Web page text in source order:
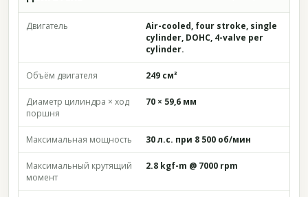
Двигатель
Air-cooled, four stroke, single
cylinder, DOHC, 4-valve per
cylinder.
Объём двигателя 249 см³
Диаметр цилиндра × ход
поршня
70 × 59,6 мм
Максимальная мощность 30 л.с. при 8 500 об/мин
Максимальный крутящий
момент
2.8 kgf-m @ 7000 rpm